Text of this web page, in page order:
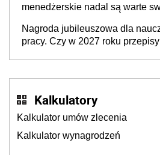
menedżerskie nadal są warte
Nagroda jubileuszowa dla
pracy. Czy w 2027 roku
Kalkulatory
Kalkulator umów zlecenia
Kalkulator wynagrodzeń